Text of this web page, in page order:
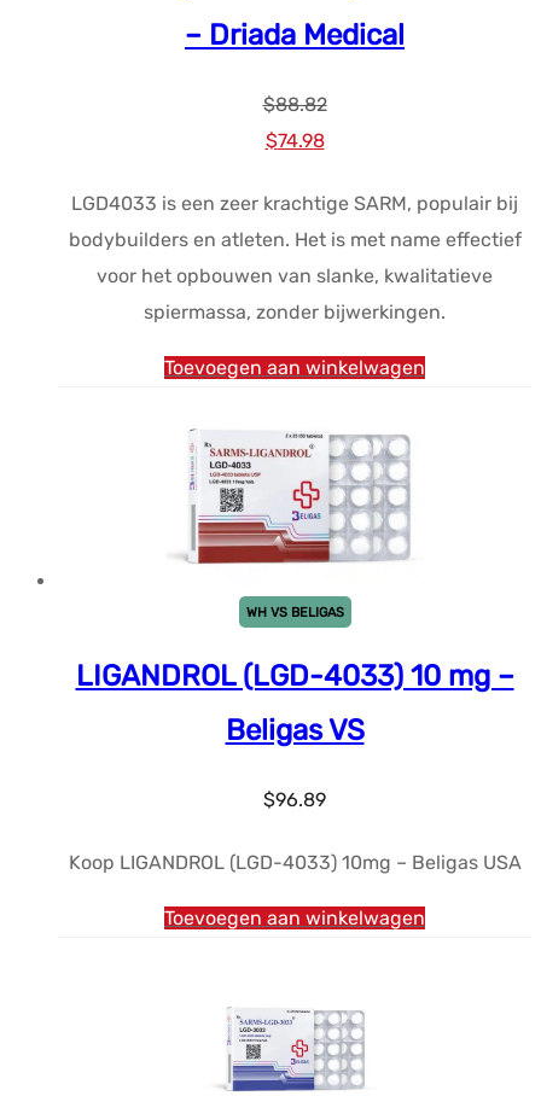
– Driada Medical
$88.82
Oorspronkelijke
was:
$88.82.
$74.98Huidige
is:
$74.98.
LGD4033 is een zeer krachtige SARM, populair bij
bodybuilders en atleten. Het is met name effectief
voor het opbouwen van slanke, kwalitatieve
spiermassa, zonder bijwerkingen.
Toevoegen aan winkelwagen
WH VS BELIGAS
LIGANDROL (LGD-4033) 10 mg –
Beligas VS
$96.89
Koop LIGANDROL (LGD-4033) 10mg – Beligas USA
Toevoegen aan winkelwagen